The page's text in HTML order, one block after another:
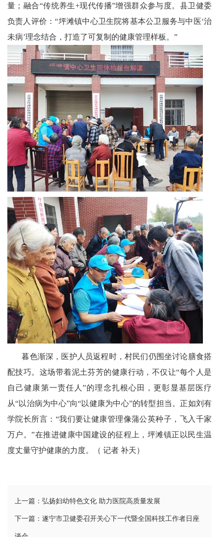
量；融合“传统养生+现代传播”增强群众参与度。县卫健委
负责人评价：“坪滩镇中心卫生院将基本公卫服务与中医‘治
未病’理念结合，打造了可复制的健康管理样板。”
暮色渐深，医护人员返程时，村民们仍围坐讨论膳食搭
配技巧。这场带着泥土芬芳的健康行动，不仅让“每个人是
自己健康第一责任人”的理念扎根心田，更彰显基层医疗
从“以治病为中心”向“以健康为中心”的转型担当。正如刘有
学院长所言：“我们要让健康管理像蒲公英种子，飞入千家
万户。”在推进健康中国建设的征程上，坪滩镇正以民生温
度丈量守护健康的力度。（ 记者 补天）
上一篇：弘扬妇幼特色文化 助力医院高质量发展
下一篇：遂宁市卫健委召开关心下一代暨全国科技工作者日座